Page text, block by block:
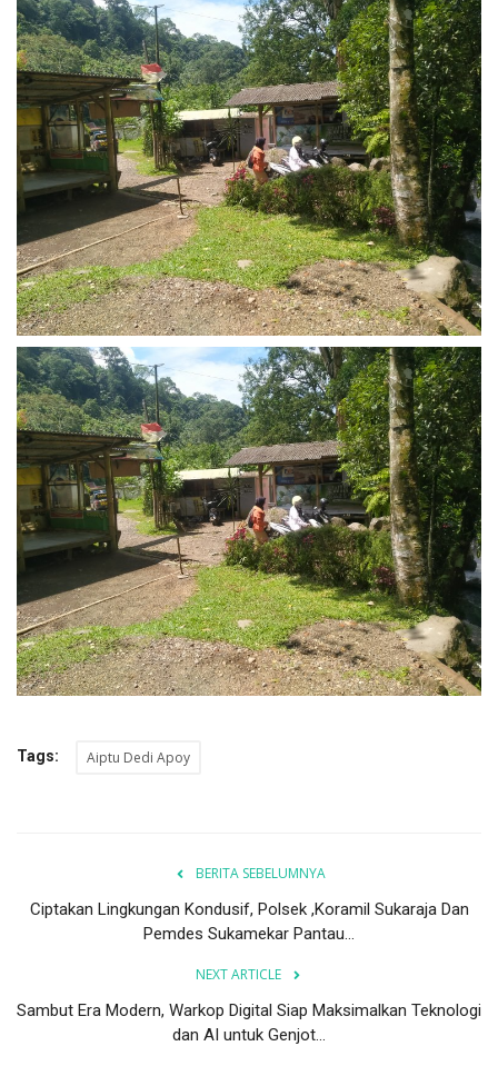
Tags: Aiptu Dedi Apoy
BERITA SEBELUMNYA
Ciptakan Lingkungan Kondusif, Polsek ,Koramil Sukaraja Dan
Pemdes Sukamekar Pantau...
NEXT ARTICLE
Sambut Era Modern, Warkop Digital Siap Maksimalkan Teknologi
dan AI untuk Genjot...